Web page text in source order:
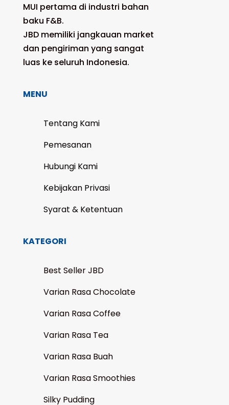
MUI pertama di industri bahan
baku F&B.
JBD memiliki jangkauan market
dan pengiriman yang sangat
luas ke seluruh Indonesia.
MENU
Tentang Kami
Pemesanan
Hubungi Kami
Kebijakan Privasi
Syarat & Ketentuan
KATEGORI
Best Seller JBD
Varian Rasa Chocolate
Varian Rasa Coffee
Varian Rasa Tea
Varian Rasa Buah
Varian Rasa Smoothies
Silky Pudding